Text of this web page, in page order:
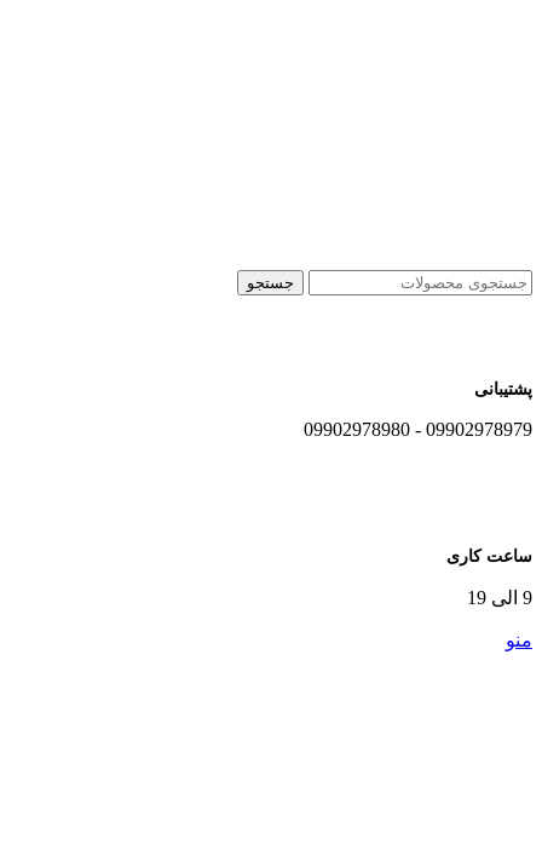
جستجو
پشتیبانی
09902978979 - 09902978980
ساعت کاری
9 الی 19
منو